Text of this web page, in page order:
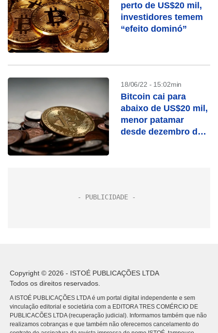
perto de US$20 mil,
investidores temem
“efeito dominó”
18/06/22 - 15:02min
Bitcoin cai para
abaixo de US$20 mil,
menor patamar
desde dezembro de
Copyright © 2026 - ISTOÉ PUBLICAÇÕES LTDA
Todos os direitos reservados.
A ISTOÉ PUBLICAÇÕES LTDA é um portal digital independente e sem
vinculação editorial e societária com a EDITORA TRES COMÉRCIO DE
PUBLICACÕES LTDA (recuperação judicial). Informamos também que não
realizamos cobranças e que também não oferecemos cancelamento do